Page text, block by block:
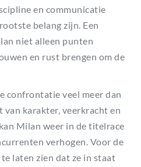
en communicatie
belang zijn. Een
niet alleen punten
en rust brengen om de
confrontatie veel meer dan
karakter, veerkracht en
Milan weer in de titelrace
verhogen. Voor de
laten zien dat ze in staat